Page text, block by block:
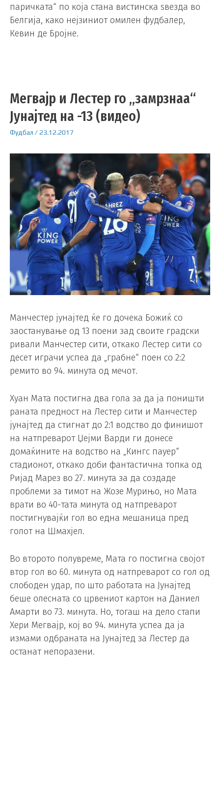
паричката“ по која стана вистинска ѕвезда во
Белгија, како нејзиниот омилен фудбалер,
Кевин де Бројне.
Мегвајр и Лестер го „замрзнаа“
Јунајтед на -13 (видео)
Фудбал /23.12.2017
Манчестер јунајтед ќе го дочека Божиќ со
заостанување од 13 поени зад своите градски
ривали Манчестер сити, откако Лестер сити со
десет играчи успеа да „грабне“ поен со 2:2
ремито во 94. минута од мечот.
Хуан Мата постигна два гола за да ја поништи
раната предност на Лестер сити и Манчестер
јунајтед да стигнат до 2:1 водство до финишот
на натпреварот Џејми Варди ги донесе
домаќините на водство на „Кингс пауер“
стадионот, откако доби фантастична топка од
Ријад Марез во 27. минута за да создаде
проблеми за тимот на Жозе Мурињо, но Мата
врати во 40-тата минута од натпреварот
постигнувајќи гол во една мешаница пред
голот на Шмахјел.
Во второто полувреме, Мата го постигна својот
втор гол во 60. минута од натпреварот со гол од
слободен удар, по што работата на Јунајтед
беше олесната со црвениот картон на Даниел
Амарти во 73. минута. Но, тогаш на дело стапи
Хери Мегвајр, кој во 94. минута успеа да ја
измами одбраната на Јунајтед за Лестер да
останат непоразени.